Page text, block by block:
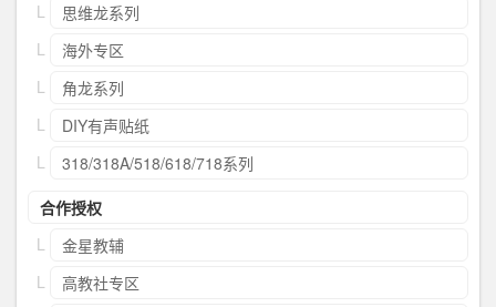
思维龙系列
海外专区
角龙系列
DIY有声贴纸
318/318A/518/618/718系列
合作授权
金星教辅
高教社专区